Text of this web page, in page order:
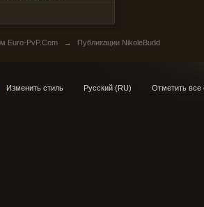
Euro-PvP.Com → Публикации NikoleBudd
Изменить стиль Русский (RU) Отметить все